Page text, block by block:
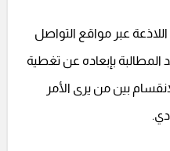
عبر مواقع التواصل
بإبعاده عن تغطية
بين من يرى الأمر